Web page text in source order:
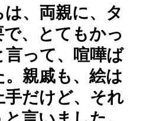
は、両親に、タ
で、とてもかっ
って、喧嘩ば
親戚も、絵は
手だけど、それ